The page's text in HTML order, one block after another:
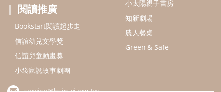
(02)2396-5305轉2345 (週一～週五 9:00～18:00)
認識信誼 合作洽談 智慧財產權聲明
本網站建議使用IE9(含以上)或 Google Chrome 版本瀏覽器
信誼基金會/上誼文化實業股份有限公司 版權所有 ©